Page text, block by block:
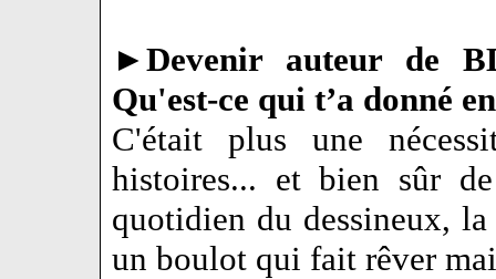
►Devenir auteur de
Qu'est-ce qui t’a donné
C'était plus une
histoires... et bien sûr
quotidien du dessineux,
un boulot qui fait rêver